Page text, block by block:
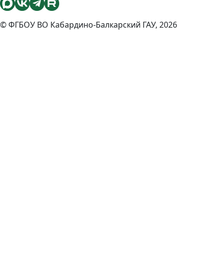
© ФГБОУ ВО Кабардино-Балкарский ГАУ, 2026